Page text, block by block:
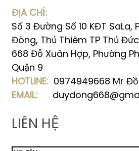
ĐỊA CHỈ:
Số 3 Đường Số 10 KĐT SaLa,
Đông, Thủ Thiêm TP Thủ Đức
668 Đỗ Xuân Hợp, Phường
Quận 9
HOTLINE: 0974949668 Mr
EMAIL:
LIÊN HỆ